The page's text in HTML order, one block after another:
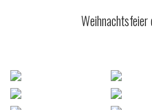
Weihnachtsfeier